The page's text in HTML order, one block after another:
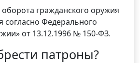
гражданского оружия
согласно Федерального
от 13.12.1996 № 150-ФЗ.
патроны?